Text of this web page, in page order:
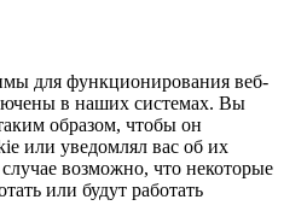
для функционирования веб-
в наших системах. Вы
образом, чтобы он
или уведомлял вас об их
возможно, что некоторые
или будут работать